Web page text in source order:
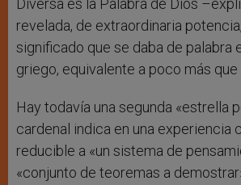
Diversa es la Palabra de Dios
revelada, de extraordinaria
significado que se daba de palabra
griego, equivalente a poco más que
Hay todavía una segunda «estrella
cardenal indica en una experiencia
reducible a «un sistema de
«conjunto de teoremas a